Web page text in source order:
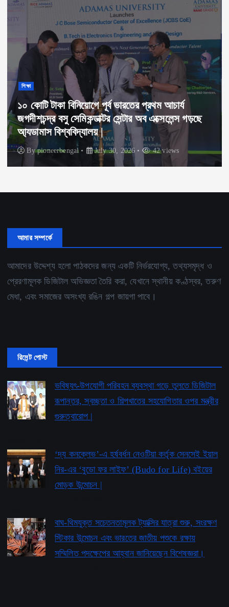
শিক্ষা
১০ কোটি টাকা বিনিয়োগে পূর্ব ভারতের প্রথম আচার্য
জগদীশচন্দ্র বসু সেমিকন্ডাক্টর সেন্টার অব এক্সেলেন্স গড়ছে
আ্যডামাস বিশ্ববিদ্যালয় |
Bypioneerbengal July 30, 2026 42 views
আমার সম্পর্কে
আমাদের উদ্দেশ্য হলো পাঠকদের জন্য একটি নির্ভরযোগ্য, তথ্যসমৃদ্ধ ও
প্রেরণামূলক ডিজিটাল অভিজ্ঞতা তৈরি করা, যেখানে স্থানীয় কণ্ঠস্বর, তরুণ
মেধা, এবং সমাজের অসংখ্য রঙিন গল্প জায়গা পাবে।
রিসেন্ট পোস্ট
ভবিষ্যৎ-উপযোগী পরিবহন ব্যবস্থা গড়ে তুলতে ডিজিটাল
রূপান্তর, স্বচ্ছতা ও শিল্পখাতের সহযোগিতার ওপর মন্ত্রীর
গুরুত্বারোপ |
‘দ্য কনক্লেভ’-এ হর্ষবর্ধন নেওটিয়া কর্তৃক সেনসেই ইয়াল
নির-এর ‘বুডো ফর লাইফ’ ​​(Budo for Life) বইয়ের
মোড়ক উন্মোচন |
বাঘ-থিমযুক্ত সচেতনতামূলক ট্যাক্সির যাত্রা শুরু, সংরক্ষণ
স্টিকার উন্মোচন এবং ভারতের জাতীয় পশুকে রক্ষায়
সম্মিলিত পদক্ষেপের আহ্বান জানিয়েছেন বিশেষজ্ঞরা।